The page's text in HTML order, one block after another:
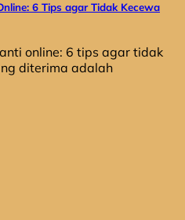
6 Tips agar Tidak Kecewa
online: 6 tips agar tidak
diterima adalah